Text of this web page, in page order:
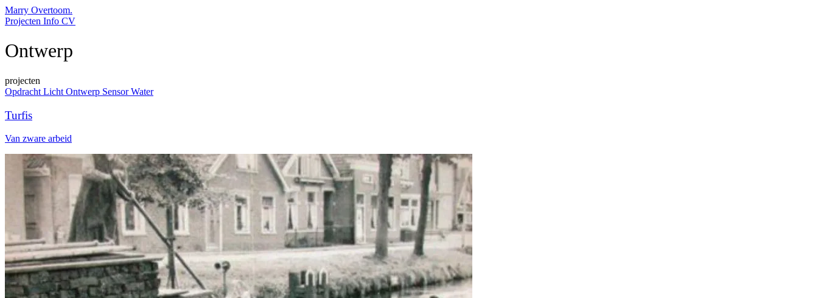
Marry Overtoom.
Projecten Info CV
Ontwerp
projecten
Opdracht Licht Ontwerp SensorWater
Turfis
Van zware arbeid